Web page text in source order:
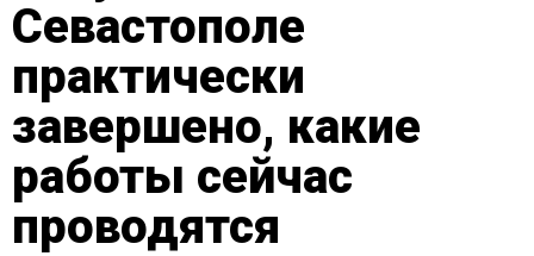
Севастополе
практически
завершено, какие
работы сейчас
проводятся